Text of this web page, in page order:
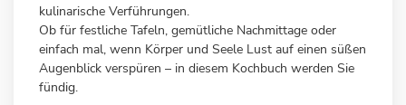
kulinarische Verführungen.
Ob für festliche Tafeln, gemütliche Nachmittage oder
einfach mal, wenn Körper und Seele Lust auf einen süßen
Augenblick verspüren – in diesem Kochbuch werden Sie
fündig.